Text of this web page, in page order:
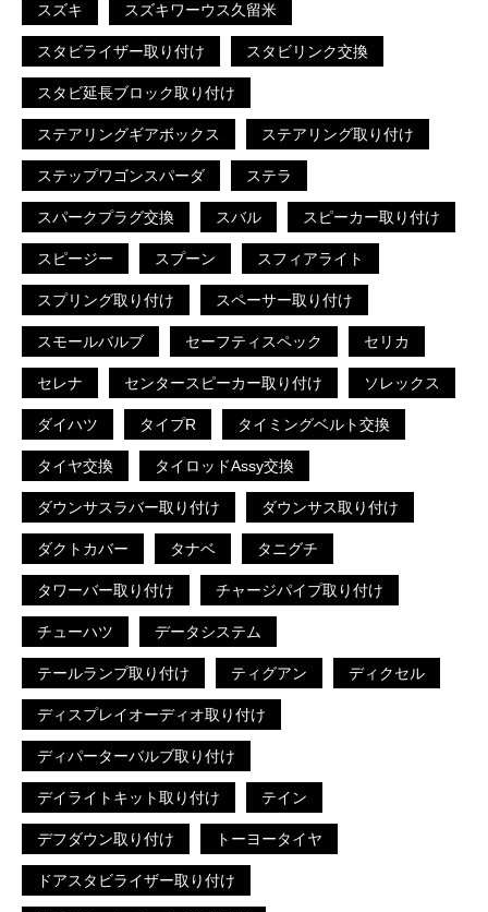
スズキ スズキワーウス久留米
スタビライザー取り付け スタビリンク交換
スタビ延長ブロック取り付け
ステアリングギアボックス ステアリング取り付け
ステップワゴンスパーダ ステラ
スパークプラグ交換 スバル スピーカー取り付け
スピージー スプーン スフィアライト
スプリング取り付け スペーサー取り付け
スモールバルブ セーフティスペック セリカ
セレナ センタースピーカー取り付け ソレックス
ダイハツ タイプR タイミングベルト交換
タイヤ交換 タイロッドAssy交換
ダウンサスラバー取り付け ダウンサス取り付け
ダクトカバー タナベ タニグチ
タワーバー取り付け チャージパイプ取り付け
チューハツ データシステム
テールランプ取り付け ティグアン ディクセル
ディスプレイオーディオ取り付け
ディパーターバルブ取り付け
デイライトキット取り付け テイン
デフダウン取り付け トーヨータイヤ
ドアスタビライザー取り付け